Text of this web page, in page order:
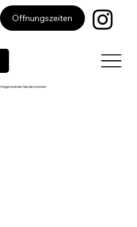
Öffnungszeiten
Niederorschel